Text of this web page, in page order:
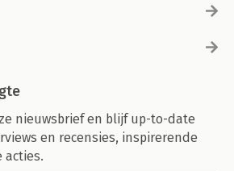
nieuwsbrief en blijf up-to-date
en recensies, inspirerende
acties.